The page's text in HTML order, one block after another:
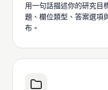
用一句話描述你的研究
題、欄位類型、答案選
布。